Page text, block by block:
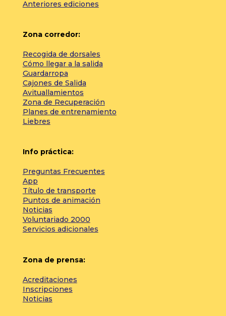
Anteriores ediciones
Zona corredor:
Recogida de dorsales
Cómo llegar a la salida
Guardarropa
Cajones de Salida
Avituallamientos
Zona de Recuperación
Planes de entrenamiento
Liebres
Info práctica:
Preguntas Frecuentes
App
Título de transporte
Puntos de animación
Noticias
Voluntariado 2000
Servicios adicionales
Zona de prensa:
Acreditaciones
Inscripciones
Noticias